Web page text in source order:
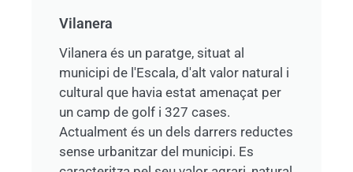
Vilanera​
Vilanera és un paratge, situat al
municipi de l'Escala, d'alt valor natural i
cultural que havia estat amenaçat per
un camp de golf i 327 cases.
Actualment és un dels darrers reductes
sense urbanitzar del municipi. Es